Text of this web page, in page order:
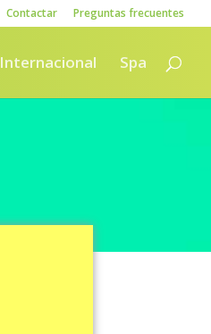
Contactar Preguntas frecuentes
Internacional Spa